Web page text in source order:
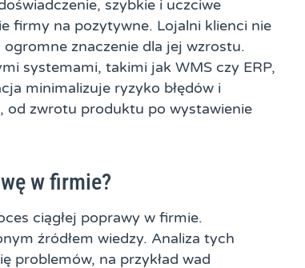
szybkie i uczciwe
firmy na pozytywne. Lojalni klienci nie
znaczenie dla jej wzrostu.
systemami, takimi jak WMS czy ERP,
minimalizuje ryzyko błędów i
od zwrotu produktu po wystawienie
w firmie?
ciągłej poprawy w firmie.
źródłem wiedzy. Analiza tych
problemów, na przykład wad